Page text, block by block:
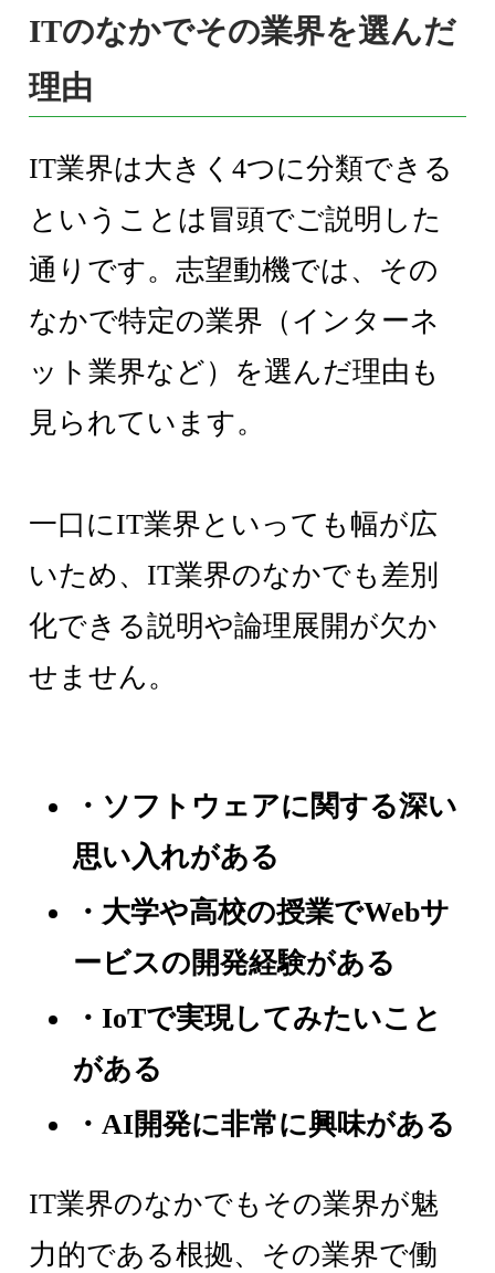
ITのなかでその業界を選んだ
理由
IT業界は大きく4つに分類できる
ということは冒頭でご説明した
通りです。志望動機では、その
なかで特定の業界（インターネ
ット業界など）を選んだ理由も
見られています。
一口にIT業界といっても幅が広
いため、IT業界のなかでも差別
化できる説明や論理展開が欠か
せません。
・ソフトウェアに関する深い
思い入れがある
・大学や高校の授業でWebサ
ービスの開発経験がある
・IoTで実現してみたいこと
がある
・AI開発に非常に興味がある
IT業界のなかでもその業界が魅
力的である根拠、その業界で働